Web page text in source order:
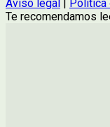
Aviso legal Política
Te recomendamos